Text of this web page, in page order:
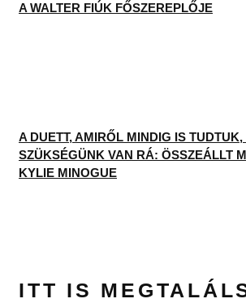
A WALTER FIÚK FŐSZEREPLŐJE
A DUETT, AMIRŐL MINDIG IS
SZÜKSÉGÜNK VAN RÁ: ÖSSZEÁLLT
KYLIE MINOGUE
ITT IS